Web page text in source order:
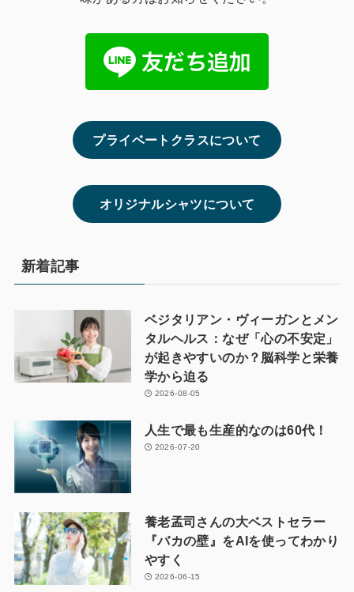
プライベートクラスについて
オリジナルシャツについて
新着記事
ベジタリアン・ヴィーガンとメン
タルヘルス：なぜ「心の不安定」
が起きやすいのか？脳科学と栄養
学から迫る
2026-08-05
人生で最も生産的なのは60代！
2026-07-20
養老孟司さんの大ベストセラー
『バカの壁』をAIを使ってわかり
やすく
2026-06-15